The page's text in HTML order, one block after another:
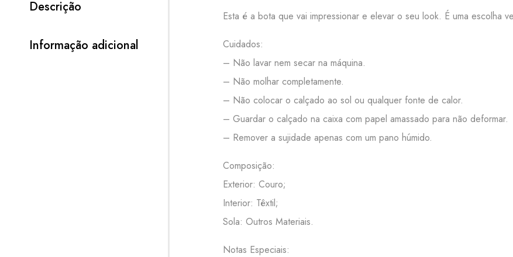
Descrição
Informação adicional
Esta é a bota que vai impressionar e elevar o seu look. É uma escolha
Cuidados:
– Não lavar nem secar na máquina.
– Não molhar completamente.
– Não colocar o calçado ao sol ou qualquer fonte de calor.
– Guardar o calçado na caixa com papel amassado para não deformar.
– Remover a sujidade apenas com um pano húmido.
Composição:
Exterior: Couro;
Interior: Têxtil;
Sola: Outros Materiais.
Notas Especiais: